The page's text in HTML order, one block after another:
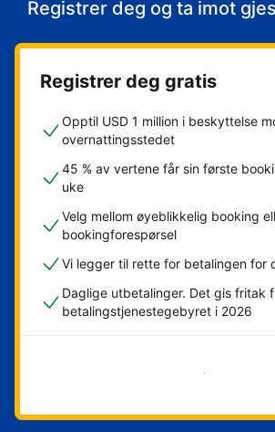
Registrer deg og ta imot
Registrer deg gratis
Opptil USD 1 million i beskyttelse
overnattingsstedet
45 % av vertene får sin første
uke
Velg mellom øyeblikkelig booking
bookingforespørsel
Vi legger til rette for betalingen for
Daglige utbetalinger. Det gis fritak
betalingstjenestegebyret i 2026
Kom i gang nå